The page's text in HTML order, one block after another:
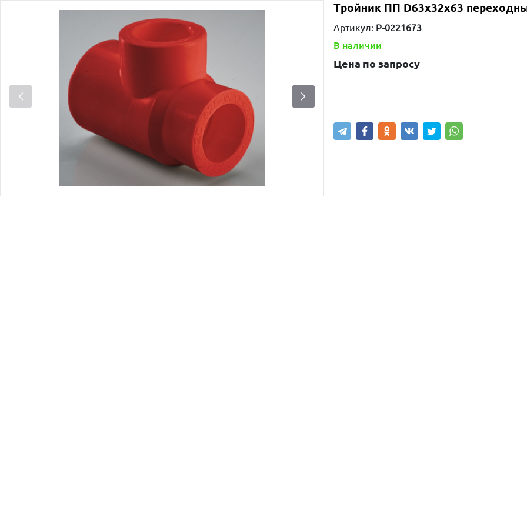
Тройник ПП D63х32х63
Артикул: P-0221673
В наличии
Цена по запросу